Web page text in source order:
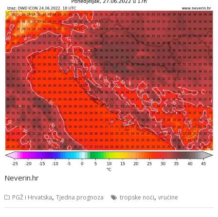
Neverin.hr
PGŽ i Hrvatska,Tjedna prognoza tropske noći,vrućine